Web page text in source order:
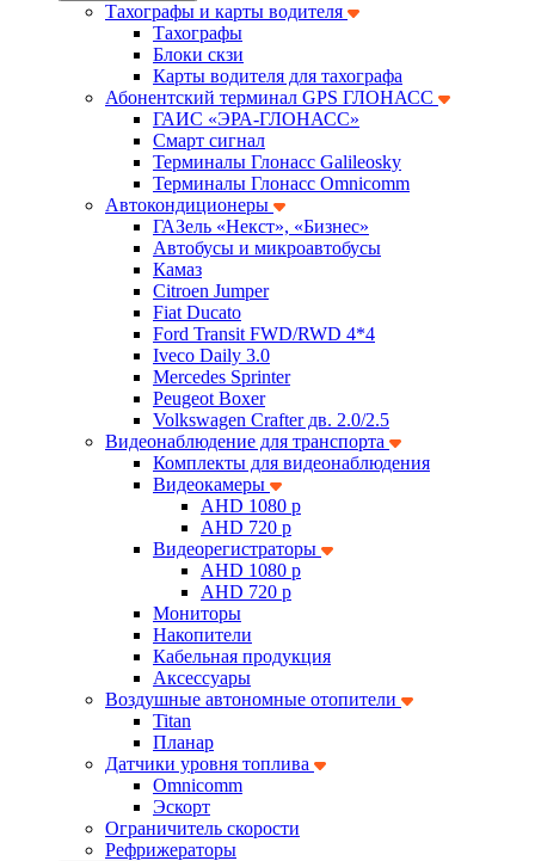
Тахографы и карты водителя
Тахографы
Блоки скзи
Карты водителя для тахографа
Абонентский терминал GPS ГЛОНАСС
ГАИС «ЭРА-ГЛОНАСС»
Смарт сигнал
Терминалы Глонасс Galileosky
Терминалы Глонасс Omnicomm
Автокондиционеры
ГАЗель «Некст», «Бизнес»
Автобусы и микроавтобусы
Камаз
Citroen Jumper
Fiat Ducato
Ford Transit FWD/RWD 4*4
Iveco Daily 3.0
Mercedes Sprinter
Peugeot Boxer
Volkswagen Crafter дв. 2.0/2.5
Видеонаблюдение для транспорта
Комплекты для видеонаблюдения
Видеокамеры
AHD 1080 p
AHD 720 p
Видеорегистраторы
AHD 1080 p
AHD 720 p
Мониторы
Накопители
Кабельная продукция
Аксессуары
Воздушные автономные отопители
Titan
Планар
Датчики уровня топлива
Omnicomm
Эскорт
Ограничитель скорости
Рефрижераторы